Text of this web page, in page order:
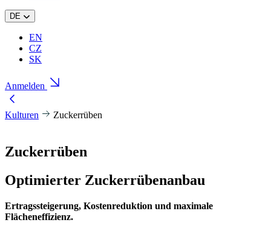
DE
EN
CZ
SK
Anmelden
Kulturen Zuckerrüben
Zuckerrüben
Optimierter Zuckerrübenanbau
Ertragssteigerung, Kostenreduktion und maximale
Flächeneffizienz.